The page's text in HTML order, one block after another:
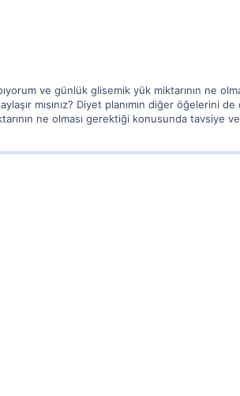
ve günlük glisemik yük miktarının ne
mısınız? Diyet planımın diğer
ne olması gerektiği konusunda tavsiye